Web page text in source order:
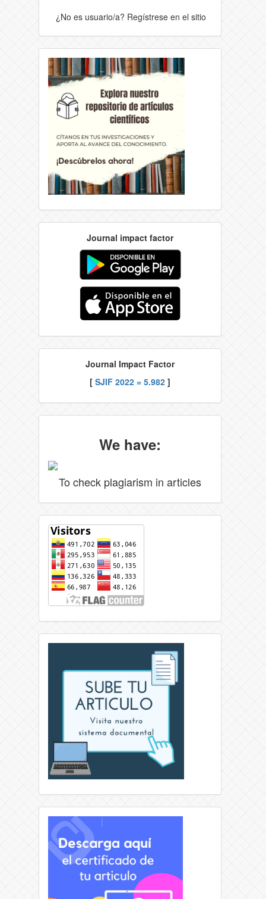
¿No es usuario/a? Regístrese en el sitio
Journal impact factor
Journal Impact Factor
[ SJIF 2022 = 5.982 ]
We have:
To check plagiarism in articles